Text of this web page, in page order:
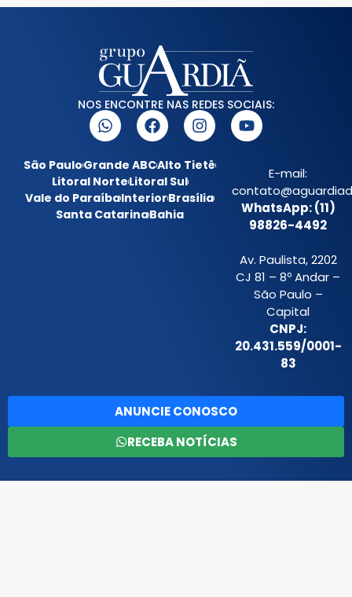
NOS ENCONTRE NAS REDES SOCIAIS:
São PauloGrande ABCAlto Tietê
Litoral NorteLitoral Sul
Vale do ParaíbaInteriorBrasília
Santa CatarinaBahia
E-mail:
WhatsApp: (11)
98826-4492
Av. Paulista, 2202
CJ 81 – 8º Andar –
São Paulo –
Capital
CNPJ:
20.431.559/0001-
83
ANUNCIE CONOSCO
RECEBA NOTÍCIAS